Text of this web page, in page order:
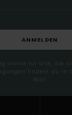
ANMELDEN
online für alle, die
findest du in
Mail